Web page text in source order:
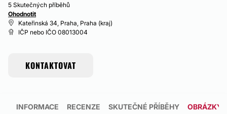
5 Skutečných příběhů
Ohodnotit
Kateřinská 34, Praha, Praha (kraj)
IČP nebo IČO 08013004
KONTAKTOVAT
INFORMACE RECENZE SKUTEČNÉ PŘÍBĚHY OBRÁZKY